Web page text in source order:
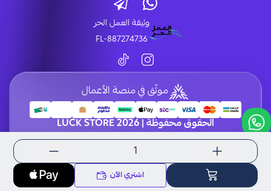
اشتري الآن
وثيقة العمل الحر
FL-887274736
موثّق في منصة الأعمال
الحقوق محفوظة | 2026 LUCK STORE